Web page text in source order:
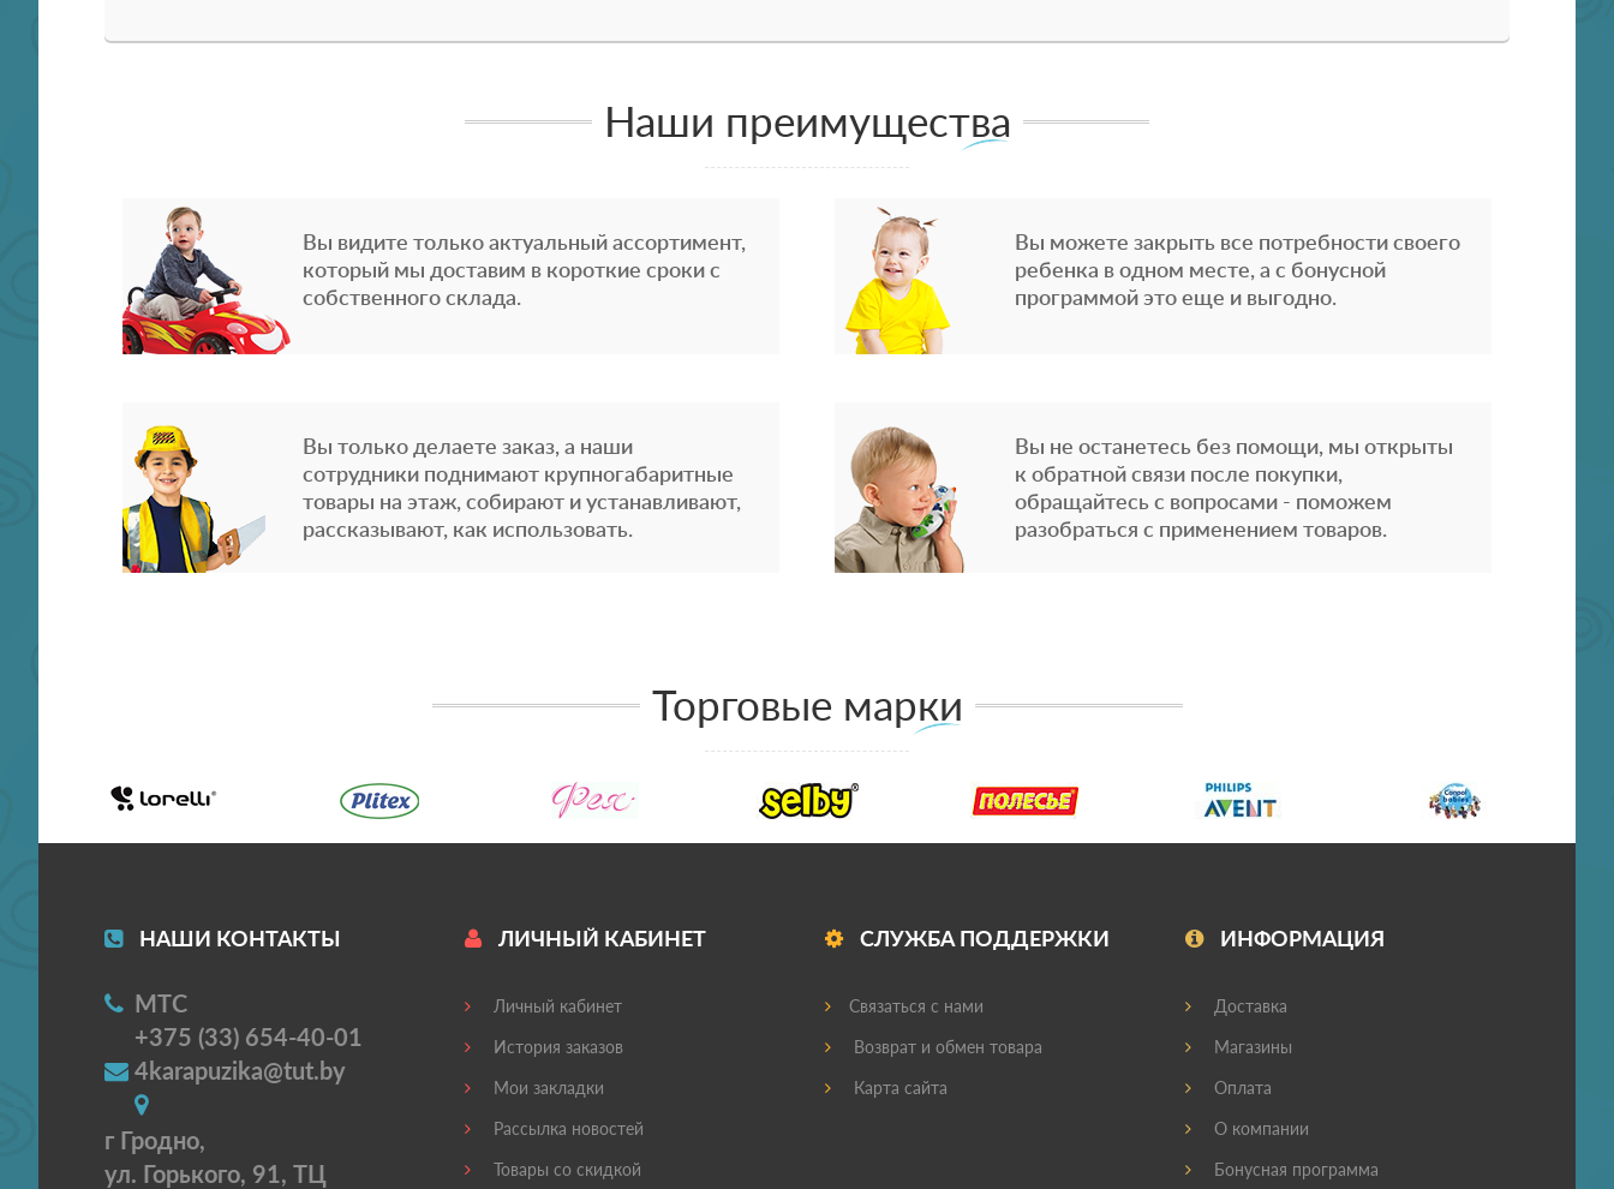
Наши преимущества
Вы видите только актуальный ассортимент,
который мы доставим в короткие сроки с
собственного склада.
Вы можете закрыть все потребности своего
ребенка в одном месте, а с бонусной
программой это еще и выгодно.
Вы только делаете заказ, а наши
сотрудники поднимают крупногабаритные
товары на этаж, собирают и устанавливают,
рассказывают, как использовать.
Вы не останетесь без помощи, мы открыты
к обратной связи после покупки,
обращайтесь с вопросами - поможем
разобраться с применением товаров.
Торговые марки
НАШИ КОНТАКТЫ
МТС
+375 (33) 654-40-01
4karapuzika@tut.by
г Гродно,
ул. Горького, 91, ТЦ
ЛИЧНЫЙ КАБИНЕТ
Личный кабинет
История заказов
Мои закладки
Рассылка новостей
Товары со скидкой
СЛУЖБА ПОДДЕРЖКИ
Связаться с нами
Возврат и обмен товара
Карта сайта
ИНФОРМАЦИЯ
Доставка
Магазины
Оплата
О компании
Бонусная программа